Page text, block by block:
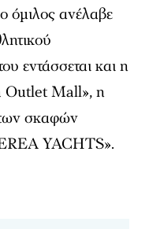
όμιλος ανέλαβε
εντάσσεται και η
Outlet Mall», η
των σκαφών
YACHTS».